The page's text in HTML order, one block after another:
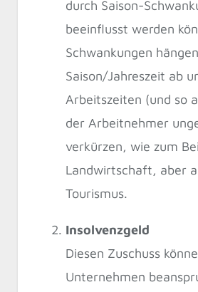
durch Saison-
beeinflusst werden
Schwankungen
Saison/Jahreszeit ab
Arbeitszeiten (und so
der Arbeitnehmer
verkürzen, wie zum
Landwirtschaft, aber
Tourismus.
Insolvenzgeld
Diesen Zuschuss
Unternehmen